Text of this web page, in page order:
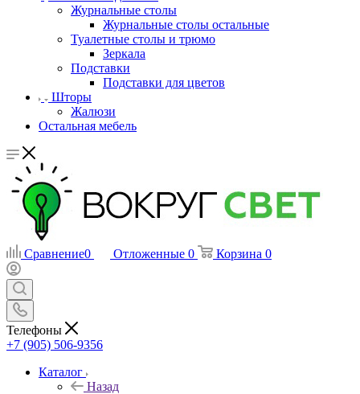
Журнальные столы
Журнальные столы остальные
Туалетные столы и трюмо
Зеркала
Подставки
Подставки для цветов
Шторы
Жалюзи
Остальная мебель
Сравнение0 Отложенные 0 Корзина 0
Телефоны
+7 (905) 506-9356
Каталог
Назад